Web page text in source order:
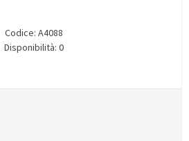
Codice: A4088
Disponibilità: 0